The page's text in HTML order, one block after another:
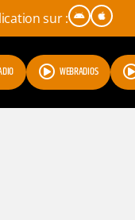
sur :
WEBRADIOS